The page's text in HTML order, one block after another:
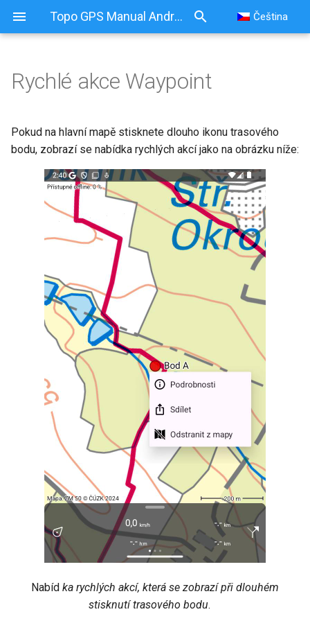
Topo GPS Manual Android Čeština
Rychlé akce Waypoint
Pokud na hlavní mapě stisknete dlouho ikonu trasového
bodu, zobrazí se nabídka rychlých akcí jako na obrázku níže:
Nabíd ka rychlých akcí, která se zobrazí při dlouhém
stisknutí trasového bodu.